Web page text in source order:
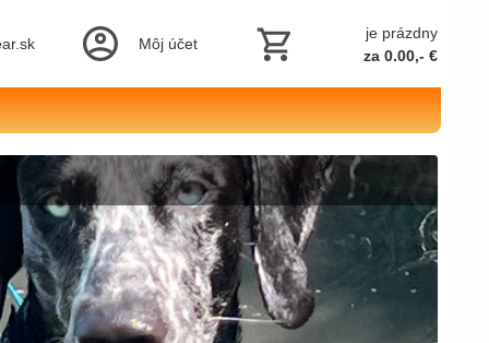
Môj účet
je prázdny
za 0.00,- €